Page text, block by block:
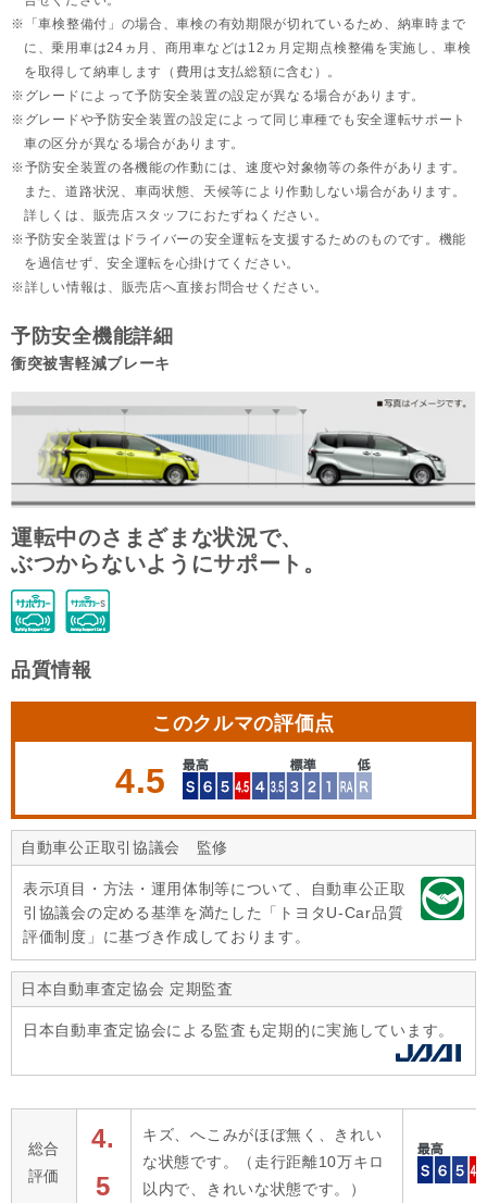
「車検整備付」の場合、車検の有効期限が切れているため、納車時まで
に、乗用車は24ヵ月、 商用車などは12ヵ月定期点検整備を実施し、車検
を取得して納車します（費用は支払総額に含む）。
グレードによって予防安全装置の設定が異なる場合があります。
グレードや予防安全装置の設定によって同じ車種でも安全運転サポート
車の区分が異なる場合があります。
予防安全装置の各機能の作動には、速度や対象物等の条件があります。
また、道路状況、車両状態、天候等により作動しない場合があります。
詳しくは、販売店スタッフにおたずねください。
予防安全装置はドライバーの安全運転を支援するためのものです。機能
を過信せず、安全運転を心掛けてください。
詳しい情報は、販売店へ直接お問合せください。
予防安全機能詳細
衝突被害軽減ブレーキ
運転中のさまざまな状況で、
ぶつからないようにサポート。
品質情報
このクルマの評価点
4.5
自動車公正取引協議会 監修
表示項目・方法・運用体制等について、自動車公正取
引協議会の定める基準を満たした「トヨタU-Car品質
評価制度」に基づき作成しております。
日本自動車査定協会 定期監査
日本自動車査定協会による監査も定期的に実施しています。
総合
評価
4.
5
キズ、へこみがほぼ無く、きれい
な状態です。（走行距離10万キロ
以内で、きれいな状態です。）